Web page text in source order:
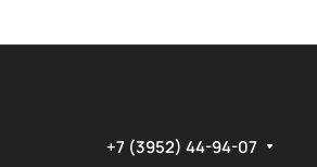
+7 (3952) 44-94-07